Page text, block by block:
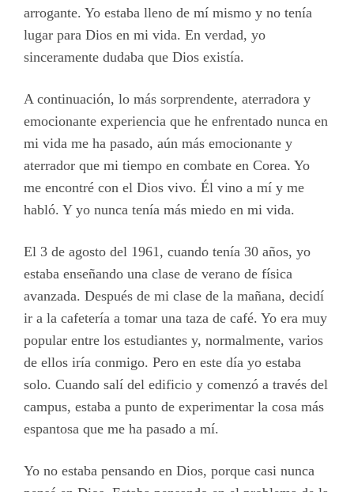
arrogante. Yo estaba lleno de mí mismo y no tenía
lugar para Dios en mi vida. En verdad, yo
sinceramente dudaba que Dios existía.
A continuación, lo más sorprendente, aterradora y
emocionante experiencia que he enfrentado nunca en
mi vida me ha pasado, aún más emocionante y
aterrador que mi tiempo en combate en Corea. Yo
me encontré con el Dios vivo. Él vino a mí y me
habló. Y yo nunca tenía más miedo en mi vida.
El 3 de agosto del 1961, cuando tenía 30 años, yo
estaba enseñando una clase de verano de física
avanzada. Después de mi clase de la mañana, decidí
ir a la cafetería a tomar una taza de café. Yo era muy
popular entre los estudiantes y, normalmente, varios
de ellos iría conmigo. Pero en este día yo estaba
solo. Cuando salí del edificio y comenzó a través del
campus, estaba a punto de experimentar la cosa más
espantosa que me ha pasado a mí.
Yo no estaba pensando en Dios, porque casi nunca